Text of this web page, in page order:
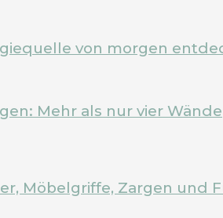
von morgen
Mehr als nur vier Wände
Möbelgriffe, Zargen und